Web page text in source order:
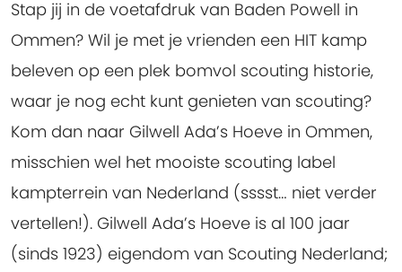
Stap jij in de voetafdruk van Baden Powell in
Ommen? Wil je met je vrienden een HIT kamp
beleven op een plek bomvol scouting historie,
waar je nog echt kunt genieten van scouting?
Kom dan naar Gilwell Ada’s Hoeve in Ommen,
misschien wel het mooiste scouting label
kampterrein van Nederland (sssst… niet verder
vertellen!). Gilwell Ada’s Hoeve is al 100 jaar
(sinds 1923) eigendom van Scouting Nederland;